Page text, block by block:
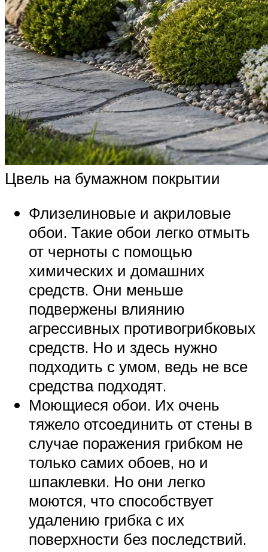
Цвель на бумажном покрытии
Флизелиновые и акриловые
обои. Такие обои легко отмыть
от черноты с помощью
химических и домашних
средств. Они меньше
подвержены влиянию
агрессивных противогрибковых
средств. Но и здесь нужно
подходить с умом, ведь не все
средства подходят.
Моющиеся обои. Их очень
тяжело отсоединить от стены в
случае поражения грибком не
только самих обоев, но и
шпаклевки. Но они легко
моются, что способствует
удалению грибка с их
поверхности без последствий.